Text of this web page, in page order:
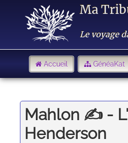
Ma
Le voyage
Accueil GénéaKat
Mahlon ✍ -
Henderson